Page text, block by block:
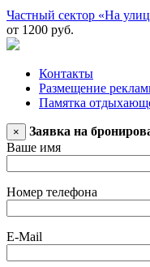
Частный сектор «На
от 1200 руб.
Контакты
Размещение
Памятка
×
Заявка на
Ваше имя
Номер телефона
E-Mail